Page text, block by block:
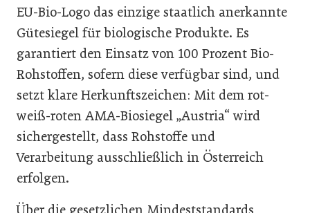
EU-Bio-Logo das einzige staatlich anerkannte
Gütesiegel für biologische Produkte. Es
garantiert den Einsatz von 100 Prozent Bio-
Rohstoffen, sofern diese verfügbar sind, und
setzt klare Herkunftszeichen: Mit dem rot-
weiß-roten AMA-Biosiegel „Austria“ wird
sichergestellt, dass Rohstoffe und
Verarbeitung ausschließlich in Österreich
erfolgen.